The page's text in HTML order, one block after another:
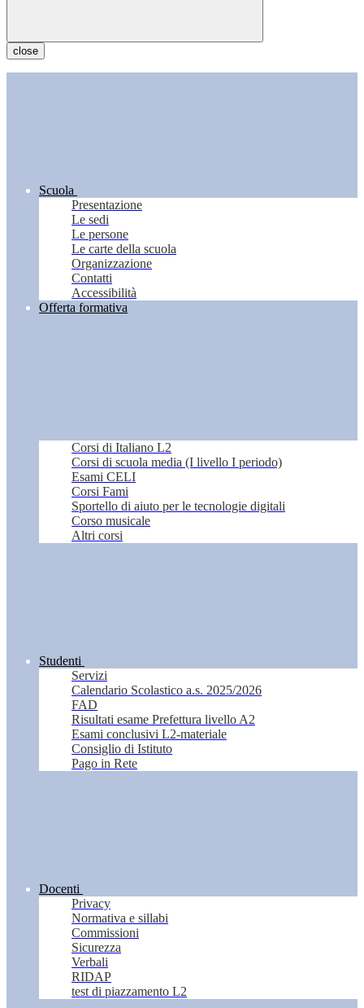
close
Scuola
Presentazione
Le sedi
Le persone
Le carte della scuola
Organizzazione
Contatti
Accessibilità
Offerta formativa
Corsi di Italiano L2
Corsi di scuola media (I livello I periodo)
Esami CELI
Corsi Fami
Sportello di aiuto per le tecnologie digitali
Corso musicale
Altri corsi
Studenti
Servizi
Calendario Scolastico a.s. 2025/2026
FAD
Risultati esame Prefettura livello A2
Esami conclusivi L2-materiale
Consiglio di Istituto
Pago in Rete
Docenti
Privacy
Normativa e sillabi
Commissioni
Sicurezza
Verbali
RIDAP
test di piazzamento L2